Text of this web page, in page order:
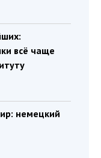
всё чаще
немецкий